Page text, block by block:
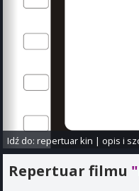
Idź do:repertuar kin |opis i
Repertuar filmu